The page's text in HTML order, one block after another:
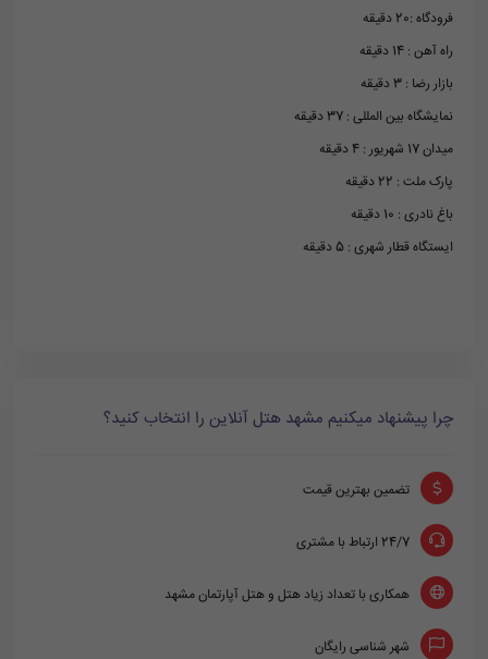
فرودگاه :20 دقیقه
راه آهن : 14 دقیقه
بازار رضا : 3 دقیقه
نمایشگاه بین المللی : 37 دقیقه
میدان 17 شهریور : 4 دقیقه
پارک ملت : 22 دقیقه
باغ نادری : 10 دقیقه
ایستگاه قطار شهری : 5 دقیقه
چرا پیشنهاد میکنیم مشهد هتل آنلاین را انتخاب کنید؟
تضمین بهترین قیمت
24/7 ارتباط با مشتری
همکاری با تعداد زیاد هتل و هتل آپارتمان مشهد
شهر شناسی رایگان